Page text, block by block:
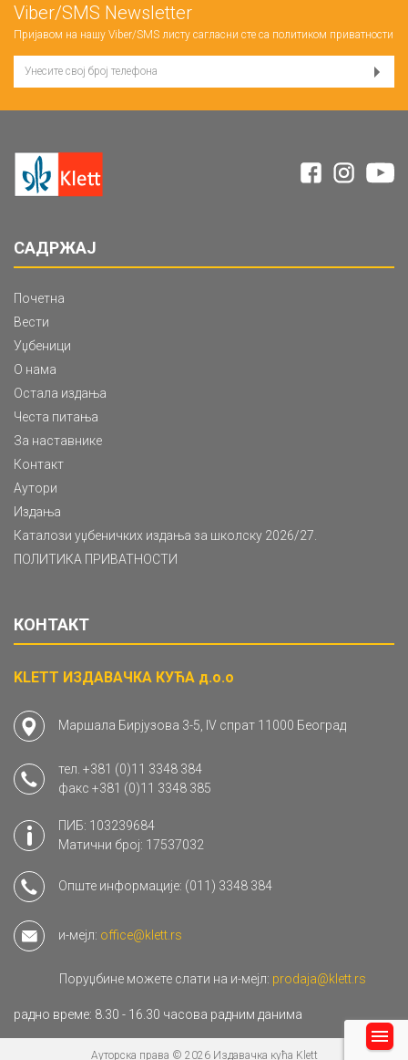
Viber/SMS Newsletter
Пријавом на нашу Viber/SMS листу сагласни сте са политиком приватности
САДРЖАЈ
Почетна
Вести
Уџбеници
О нама
Остала издања
Честа питања
За наставнике
Контакт
Аутори
Издања
Каталози уџбеничких издања за школску 2026/27.
ПОЛИТИКА ПРИВАТНОСТИ
КОНТАКТ
KLETT ИЗДАВАЧКА КУЋА д.о.о
Маршала Бирјузова 3-5, IV спрат 11000 Београд
тел. +381 (0)11 3348 384
факс +381 (0)11 3348 385
ПИБ: 103239684
Матични број: 17537032
Опште информације: (011) 3348 384
и-мејл: office@klett.rs
Поруџбине можете слати на и-мејл: prodaja@klett.rs
радно време: 8.30 - 16.30 часова радним данима
Ауторска права © 2026 Издавачка кућа Klett